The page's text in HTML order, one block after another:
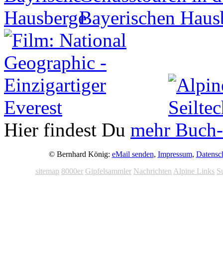
Hier findest Du mehr
© Bernhard König: eMail senden, Impressum,
sitemap 8000er Gipfelsammler Nachrichten Alpine Links